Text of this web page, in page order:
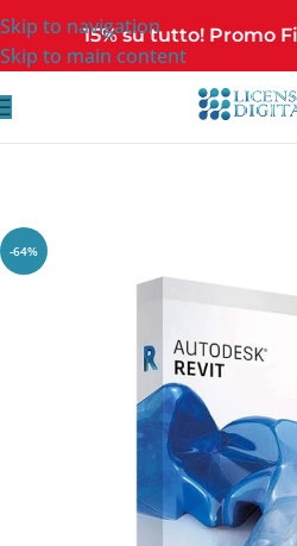
Skip to navigation
Skip to main content
15% su tutto! Promo
-64%